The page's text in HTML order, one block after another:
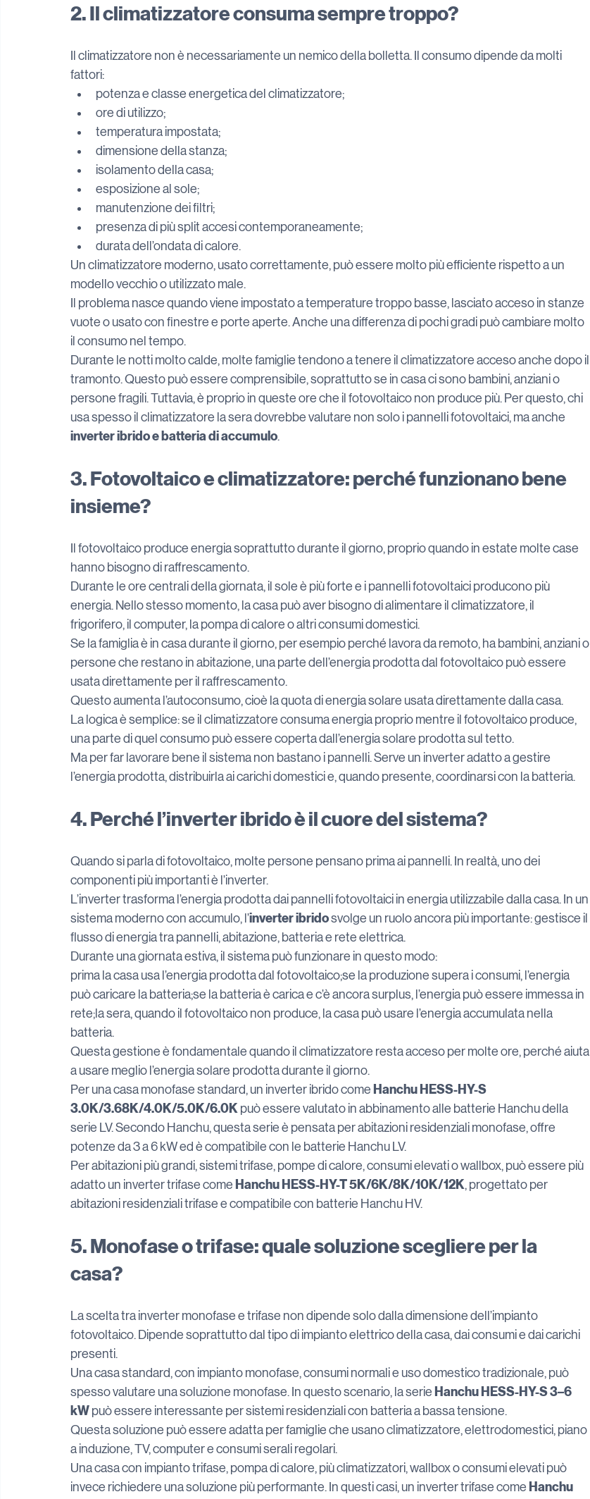
2. Il climatizzatore consuma sempre troppo?
Il climatizzatore non è necessariamente un nemico della bolletta. Il consumo dipende da molti
fattori:
potenza e classe energetica del climatizzatore;
ore di utilizzo;
temperatura impostata;
dimensione della stanza;
isolamento della casa;
esposizione al sole;
manutenzione dei filtri;
presenza di più split accesi contemporaneamente;
durata dell’ondata di calore.
Un climatizzatore moderno, usato correttamente, può essere molto più efficiente rispetto a un
modello vecchio o utilizzato male.
Il problema nasce quando viene impostato a temperature troppo basse, lasciato acceso in stanze
vuote o usato con finestre e porte aperte. Anche una differenza di pochi gradi può cambiare molto
il consumo nel tempo.
Durante le notti molto calde, molte famiglie tendono a tenere il climatizzatore acceso anche dopo il
tramonto. Questo può essere comprensibile, soprattutto se in casa ci sono bambini, anziani o
persone fragili. Tuttavia, è proprio in queste ore che il fotovoltaico non produce più. Per questo, chi
usa spesso il climatizzatore la sera dovrebbe valutare non solo i pannelli fotovoltaici, ma anche
inverter ibrido e batteria di accumulo.
3. Fotovoltaico e climatizzatore: perché funzionano bene
insieme?
Il fotovoltaico produce energia soprattutto durante il giorno, proprio quando in estate molte case
hanno bisogno di raffrescamento.
Durante le ore centrali della giornata, il sole è più forte e i pannelli fotovoltaici producono più
energia. Nello stesso momento, la casa può aver bisogno di alimentare il climatizzatore, il
frigorifero, il computer, la pompa di calore o altri consumi domestici.
Se la famiglia è in casa durante il giorno, per esempio perché lavora da remoto, ha bambini, anziani o
persone che restano in abitazione, una parte dell’energia prodotta dal fotovoltaico può essere
usata direttamente per il raffrescamento.
Questo aumenta l’autoconsumo, cioè la quota di energia solare usata direttamente dalla casa.
La logica è semplice: se il climatizzatore consuma energia proprio mentre il fotovoltaico produce,
una parte di quel consumo può essere coperta dall’energia solare prodotta sul tetto.
Ma per far lavorare bene il sistema non bastano i pannelli. Serve un inverter adatto a gestire
l’energia prodotta, distribuirla ai carichi domestici e, quando presente, coordinarsi con la batteria.
4. Perché l’inverter ibrido è il cuore del sistema?
Quando si parla di fotovoltaico, molte persone pensano prima ai pannelli. In realtà, uno dei
componenti più importanti è l’inverter.
L’inverter trasforma l’energia prodotta dai pannelli fotovoltaici in energia utilizzabile dalla casa. In un
sistema moderno con accumulo, l’inverter ibrido svolge un ruolo ancora più importante: gestisce il
flusso di energia tra pannelli, abitazione, batteria e rete elettrica.
Durante una giornata estiva, il sistema può funzionare in questo modo:
prima la casa usa l’energia prodotta dal fotovoltaico;se la produzione supera i consumi, l’energia
può caricare la batteria;se la batteria è carica e c’è ancora surplus, l’energia può essere immessa in
rete;la sera, quando il fotovoltaico non produce, la casa può usare l’energia accumulata nella
batteria.
Questa gestione è fondamentale quando il climatizzatore resta acceso per molte ore, perché aiuta
a usare meglio l’energia solare prodotta durante il giorno.
Per una casa monofase standard, un inverter ibrido come Hanchu HESS-HY-S
3.0K/3.68K/4.0K/5.0K/6.0K può essere valutato in abbinamento alle batterie Hanchu della
serie LV. Secondo Hanchu, questa serie è pensata per abitazioni residenziali monofase, offre
potenze da 3 a 6 kW ed è compatibile con le batterie Hanchu LV.
Per abitazioni più grandi, sistemi trifase, pompe di calore, consumi elevati o wallbox, può essere più
adatto un inverter trifase come Hanchu HESS-HY-T 5K/6K/8K/10K/12K, progettato per
abitazioni residenziali trifase e compatibile con batterie Hanchu HV.
5. Monofase o trifase: quale soluzione scegliere per la
casa?
La scelta tra inverter monofase e trifase non dipende solo dalla dimensione dell’impianto
fotovoltaico. Dipende soprattutto dal tipo di impianto elettrico della casa, dai consumi e dai carichi
presenti.
Una casa standard, con impianto monofase, consumi normali e uso domestico tradizionale, può
spesso valutare una soluzione monofase. In questo scenario, la serie Hanchu HESS-HY-S 3–6
kW può essere interessante per sistemi residenziali con batteria a bassa tensione.
Questa soluzione può essere adatta per famiglie che usano climatizzatore, elettrodomestici, piano
a induzione, TV, computer e consumi serali regolari.
Una casa con impianto trifase, pompa di calore, più climatizzatori, wallbox o consumi elevati può
invece richiedere una soluzione più performante. In questi casi, un inverter trifase come Hanchu